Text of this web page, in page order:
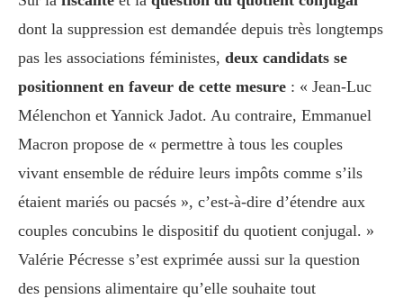
dont la suppression est demandée depuis très longtemps
pas les associations féministes, deux candidats se
positionnent en faveur de cette mesure : « Jean-Luc
Mélenchon et Yannick Jadot. Au contraire, Emmanuel
Macron propose de « permettre à tous les couples
vivant ensemble de réduire leurs impôts comme s’ils
étaient mariés ou pacsés », c’est-à-dire d’étendre aux
couples concubins le dispositif du quotient conjugal. »
Valérie Pécresse s’est exprimée aussi sur la question
des pensions alimentaire qu’elle souhaite tout